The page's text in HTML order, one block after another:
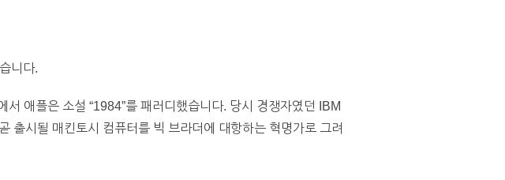
니다.
애플은 소설 “1984”를 패러디했습니다. 당시 경쟁자였던 IBM
출시될 매킨토시 컴퓨터를 빅 브라더에 대항하는 혁명가로 그려